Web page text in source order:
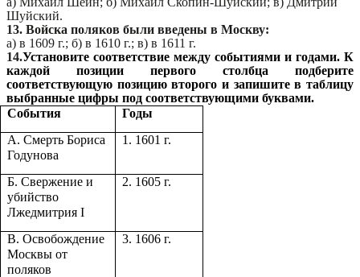
Шуйский.
13. Войска поляков были введены в Москву:
а) в 1609 г.; б) в 1610 г.; в) в 1611 г.
14.Установите соответствие между событиями и годами. К
каждой позиции первого столбца подберите
соответствующую позицию второго и запишите в таблицу
выбранные цифры под соответствующими буквами.
События
Годы
А. Смерть Бориса
Годунова
1. 1601 г.
Б. Свержение и
убийство
Лжедмитрия I
2. 1605 г.
В. Освобождение
Москвы от
поляков
3. 1606 г.